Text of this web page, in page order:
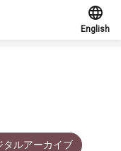
English
タルアーカイブ